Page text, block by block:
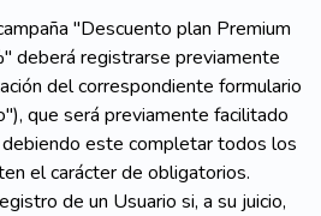
"Descuento plan Premium
deberá registrarse previamente
del correspondiente formulario
que será previamente facilitado
este completar todos los
el carácter de obligatorios.
de un Usuario si, a su juicio,